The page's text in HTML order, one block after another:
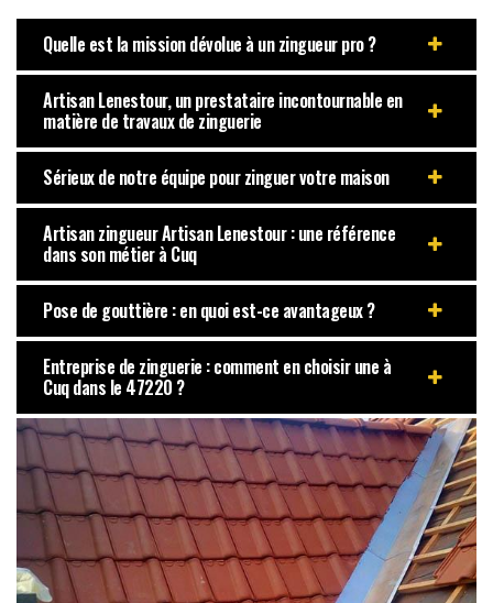
Quelle est la mission dévolue à un zingueur pro ?
Artisan Lenestour, un prestataire incontournable en
matière de travaux de zinguerie
Sérieux de notre équipe pour zinguer votre maison
Artisan zingueur Artisan Lenestour : une référence
dans son métier à Cuq
Pose de gouttière : en quoi est-ce avantageux ?
Entreprise de zinguerie : comment en choisir une à
Cuq dans le 47220 ?